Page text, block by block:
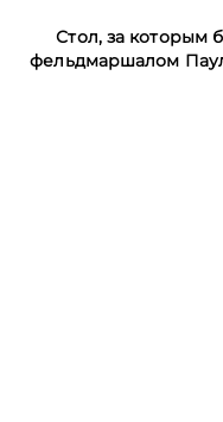
Стол, за которым
фельдмаршалом